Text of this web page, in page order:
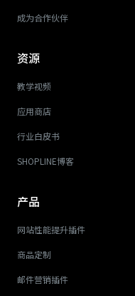
成为合作伙伴
资源
教学视频
应用商店
行业白皮书
SHOPLINE博客
产品
网站性能提升插件
商品定制
邮件营销插件